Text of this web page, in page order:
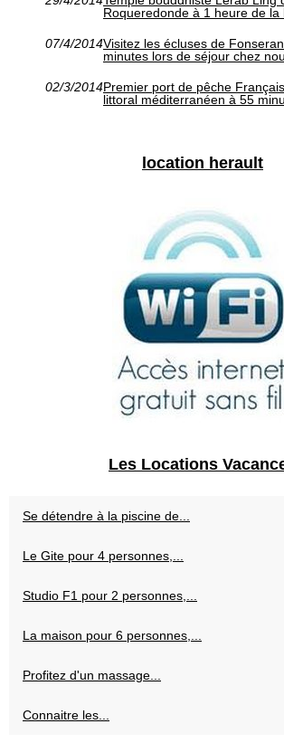
Roqueredonde à 1 heure de la
07/4/2014Visitez les écluses de
minutes lors de séjour chez
02/3/2014Premier port de pêche
littoral méditerranéen à 55
location herault
Les Locations
Se détendre à la piscine de...
Le Gite pour 4 personnes,...
Studio F1 pour 2 personnes,...
La maison pour 6 personnes,...
Profitez d'un massage...
Connaitre les...